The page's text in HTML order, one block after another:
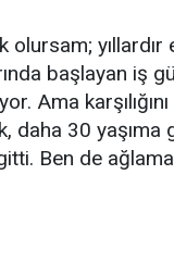
olursam;
başlayan iş
Ama
daha 30 yaşıma
Ben de